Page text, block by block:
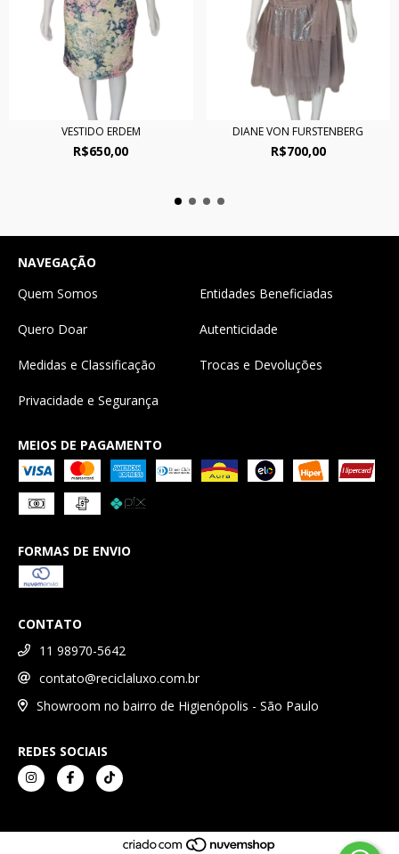
VESTIDO ERDEM
R$650,00
DIANE VON FURSTENBERG
R$700,00
NAVEGAÇÃO
Quem Somos
Entidades Beneficiadas
Quero Doar Autenticidade
Medidas e Classificação Trocas e Devoluções
Privacidade e Segurança
MEIOS DE PAGAMENTO
FORMAS DE ENVIO
CONTATO
11 98970-5642
contato@reciclaluxo.com.br
Showroom no bairro de Higienópolis - São Paulo
REDES SOCIAIS